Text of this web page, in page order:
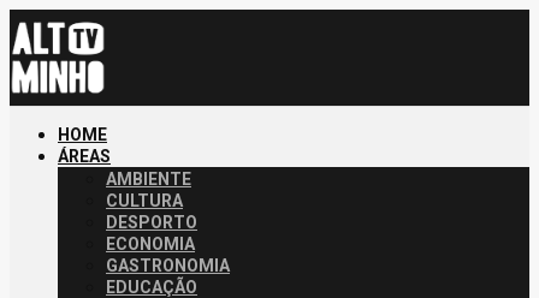
HOME
ÁREAS
AMBIENTE
CULTURA
DESPORTO
ECONOMIA
GASTRONOMIA
EDUCAÇÃO